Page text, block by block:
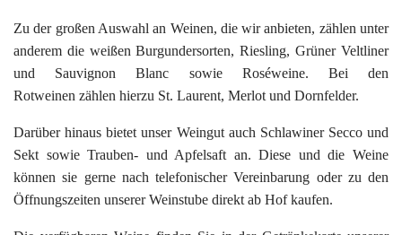
Zu der großen Auswahl an Weinen, die wir anbieten, zählen unter
anderem die weißen Burgundersorten, Riesling, Grüner Veltliner
und Sauvignon Blanc sowie Roséweine. Bei den
Rotweinen zählen hierzu St. Laurent, Merlot und Dornfelder.
Darüber hinaus bietet unser Weingut auch Schlawiner Secco und
Sekt sowie Trauben- und Apfelsaft an. Diese und die Weine
können sie gerne nach telefonischer Vereinbarung oder zu den
Öffnungszeiten unserer Weinstube direkt ab Hof kaufen.